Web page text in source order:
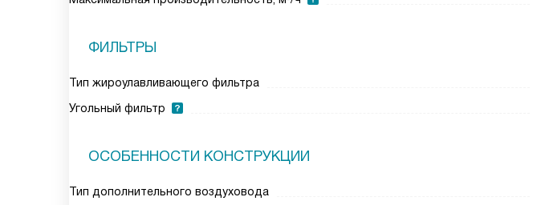
ФИЛЬТРЫ
Тип жироулавливающего фильтра
Угольный фильтр
ОСОБЕННОСТИ КОНСТРУКЦИИ
Тип дополнительного воздуховода